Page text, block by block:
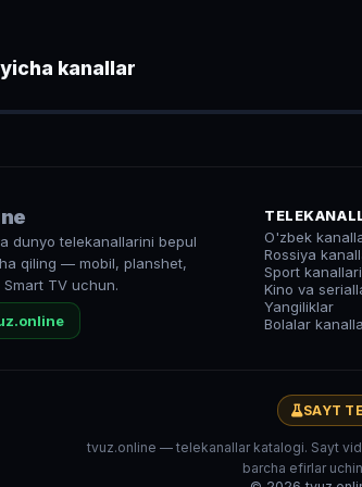
kanallar
va Ma'rifat
dunyo telekanallarini bepul
qiling — mobil, planshet,
TV uchun.
O'zbek
Rossiya
Sport kanallari
Kino va
Yangiliklar
Bolalar
SAYT
tvuz.online — telekanallar katalogi. Sayt
barcha efirlar